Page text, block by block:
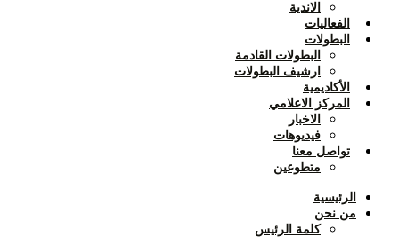
الاندية
الفعاليات
البطولات
البطولات القادمة
ارشيف البطولات
الأكاديمية
المركز الاعلامي
الاخبار
فيديوهات
تواصل معنا
متطوعين
الرئيسية
من نحن
كلمة الرئيس